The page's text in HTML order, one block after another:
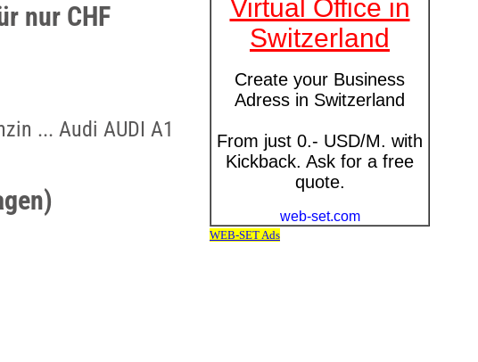
nur CHF
... Audi AUDI A1